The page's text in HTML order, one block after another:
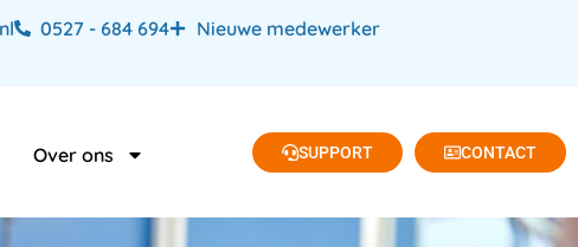
0527 - 684 694 Nieuwe medewerker
Over ons SUPPORT CONTACT